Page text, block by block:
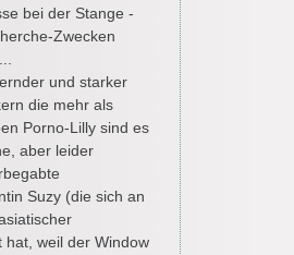
bei der Stange -
Zwecken
und starker
die mehr als
Porno-Lilly sind es
aber leider
Suzy (die sich an
hat, weil der Window